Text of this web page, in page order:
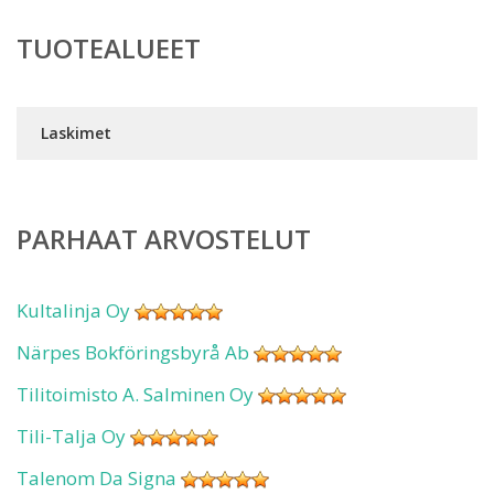
TUOTEALUEET
Laskimet
PARHAAT ARVOSTELUT
Kultalinja Oy
Närpes Bokföringsbyrå Ab
Tilitoimisto A. Salminen Oy
Tili-Talja Oy
Talenom Da Signa